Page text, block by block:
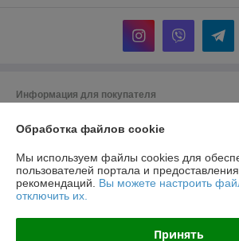
Информация для покупателя
"Хотокси"
Краснознаменная, д. 6, пом. 1-36
Регистрационный номер ЕГР: 291290220
Регистрационный орган: Администрация
Обработка файлов cookie
Мы используем файлы cookies для
пользователей портала и
рекомендаций. Вы можете настроить
отключить их.
Принять